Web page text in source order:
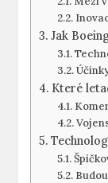
Jak
Které